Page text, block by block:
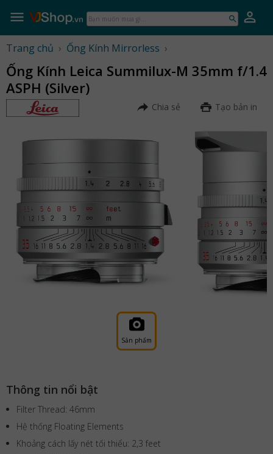
Bạn
muốn
gì...
Trang chủ › Ống Kính Mirrorless ›
Ống Kính Leica Summilux-M 35mm f/1.4
ASPH (Silver)
Chia sẻ Tạo bản in
Sản phẩm
Thông tin nổi bật
Filter Thread: 46mm
Hệ thống Floating Elements
Khoảng cách lấy nét tối thiểu: 2,3 feet